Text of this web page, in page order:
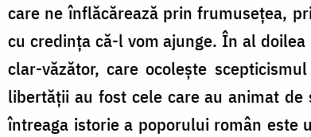
care ne înflăcărează prin frumusețea,
cu credința că-l vom ajunge. În al
clar-văzător, care ocolește
libertății au fost cele care au animat
întreaga istorie a poporului român este